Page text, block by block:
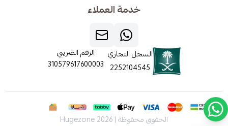
خدمة العملاء
السجل التجاري
2252104545
الرقم الضريبي
310579617600003
الحقوق محفوظة | 2026 Hugezone